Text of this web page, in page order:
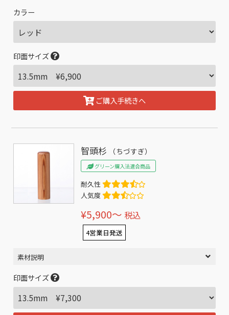
カラー
印面サイズ
ご購入手続きへ
智頭杉 （ちづすぎ）
グリーン購入法適合商品
耐久性
人気度
¥5,900〜 税込
4営業日発送
素材説明
印面サイズ